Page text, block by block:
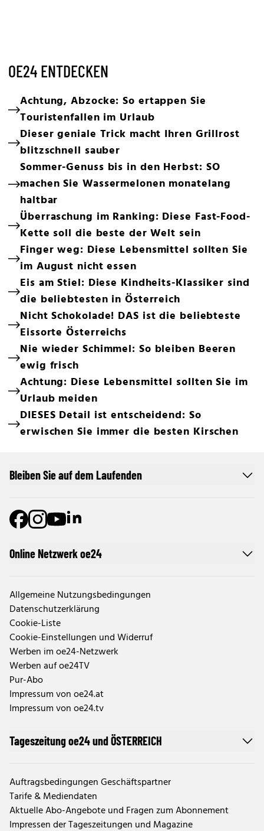
OE24 ENTDECKEN
Achtung, Abzocke: So ertappen Sie
Touristenfallen im Urlaub
Dieser geniale Trick macht Ihren Grillrost
blitzschnell sauber
Sommer-Genuss bis in den Herbst: SO
machen Sie Wassermelonen monatelang
haltbar
Überraschung im Ranking: Diese Fast-Food-
Kette soll die beste der Welt sein
Finger weg: Diese Lebensmittel sollten Sie
im August nicht essen
Eis am Stiel: Diese Kindheits-Klassiker sind
die beliebtesten in Österreich
Nicht Schokolade! DAS ist die beliebteste
Eissorte Österreichs
Nie wieder Schimmel: So bleiben Beeren
ewig frisch
Achtung: Diese Lebensmittel sollten Sie im
Urlaub meiden
DIESES Detail ist entscheidend: So
erwischen Sie immer die besten Kirschen
Online Netzwerk oe24
Allgemeine Nutzungsbedingungen
Datenschutzerklärung
Cookie-Liste
Cookie-Einstellungen und Widerruf
Werben im oe24-Netzwerk
Werben auf oe24TV
Pur-Abo
Impressum von oe24.at
Impressum von oe24.tv
Tageszeitung oe24 und ÖSTERREICH
Auftragsbedingungen Geschäftspartner
Tarife & Mediendaten
Aktuelle Abo-Angebote und Fragen zum Abonnement
Impressen der Tageszeitungen und Magazine
Bleiben Sie auf dem Laufenden